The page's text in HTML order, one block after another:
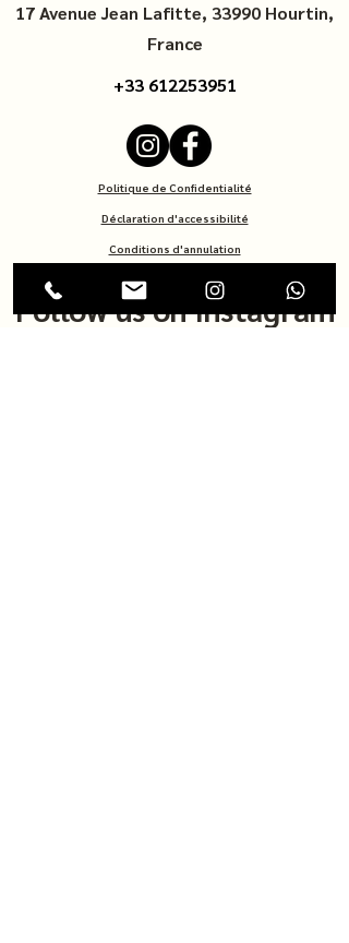
17 Avenue Jean Lafitte, 33990 Hourtin,
France
+33 612253951
Politique de Confidentialité
Déclaration d'accessibilité
Conditions d'annulation
Follow us on Instagram